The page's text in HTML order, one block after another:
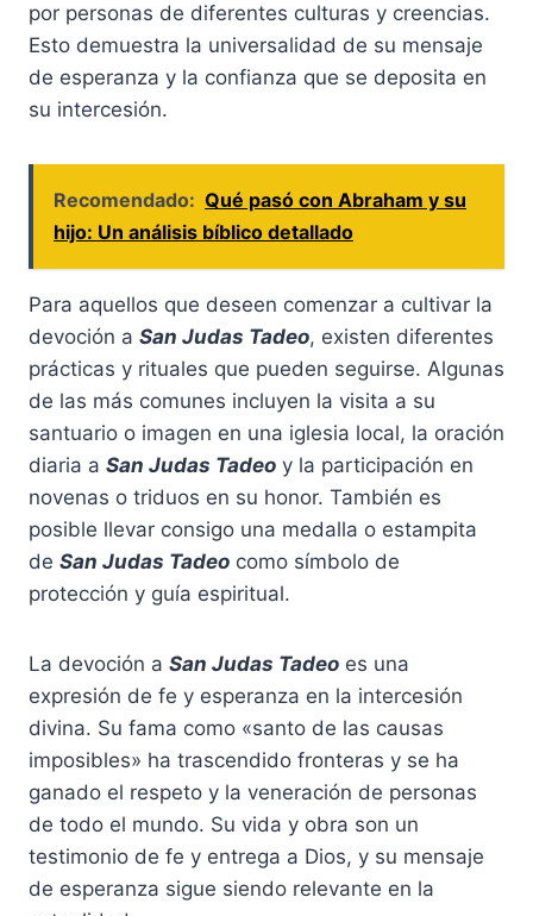
por personas de diferentes culturas y creencias.
Esto demuestra la universalidad de su mensaje
de esperanza y la confianza que se deposita en
su intercesión.
Recomendado: Qué pasó con Abraham y su
hijo: Un análisis bíblico detallado
Para aquellos que deseen comenzar a cultivar la
devoción a San Judas Tadeo, existen diferentes
prácticas y rituales que pueden seguirse. Algunas
de las más comunes incluyen la visita a su
santuario o imagen en una iglesia local, la oración
diaria a San Judas Tadeo y la participación en
novenas o triduos en su honor. También es
posible llevar consigo una medalla o estampita
de San Judas Tadeo como símbolo de
protección y guía espiritual.
La devoción a San Judas Tadeo es una
expresión de fe y esperanza en la intercesión
divina. Su fama como «santo de las causas
imposibles» ha trascendido fronteras y se ha
ganado el respeto y la veneración de personas
de todo el mundo. Su vida y obra son un
testimonio de fe y entrega a Dios, y su mensaje
de esperanza sigue siendo relevante en la